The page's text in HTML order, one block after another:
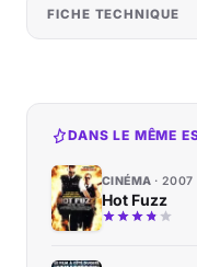
FICHE TECHNIQUE
DANS LE MÊME
CINÉMA 2007
Hot Fuzz